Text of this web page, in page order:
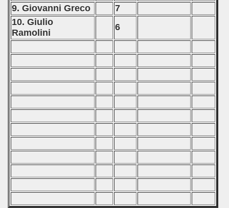
9. Giovanni Greco
7
10. Giulio
Ramolini
6